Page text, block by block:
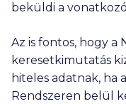
beküldi a
Az is fontos, hogy
keresetkimutatás
hiteles adatnak, ha
Rendszeren belül